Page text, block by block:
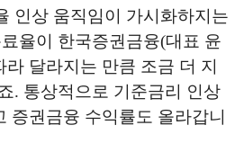
인상 움직임이 가시화하지는
율이 한국증권금융(대표 윤
달라지는 만큼 조금 더 지
. 통상적으로 기준금리 인상
증권금융 수익률도 올라갑니